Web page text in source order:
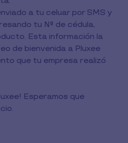
a tu celuar por SMS y
tu N° de cédula,
Esta información la
de bienvenida a Pluxee
que tu empresa realizó
Esperamos que